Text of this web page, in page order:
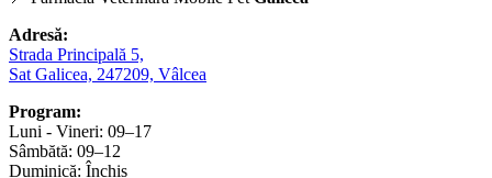
Adresă:
Strada Principală 5,
Sat Galicea, 247209, Vâlcea
Program:
Luni - Vineri: 09–17
Sâmbătă: 09–12
Duminică: Închis